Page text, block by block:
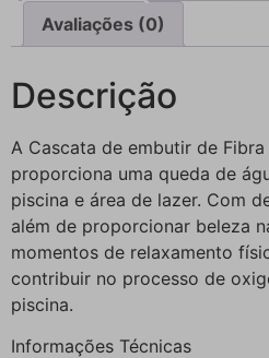
Avaliações (0)
Descrição
A Cascata de embutir de
proporciona uma queda de
piscina e área de lazer. Com
além de proporcionar beleza
momentos de relaxamento
contribuir no processo de
piscina.
Informações Técnicas